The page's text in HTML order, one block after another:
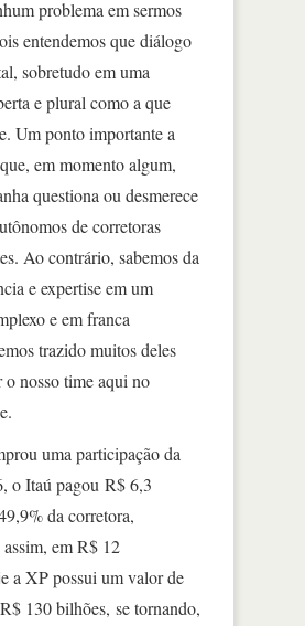
problema em sermos
entendemos que diálogo
sobretudo em uma
e plural como a que
Um ponto importante a
em momento algum,
questiona ou desmerece
de corretoras
Ao contrário, sabemos da
e expertise em um
e em franca
trazido muitos deles
o nosso time aqui no
uma participação da
o Itaú pagou R$ 6,3
da corretora,
em R$ 12
a XP possui um valor de
130 bilhões, se tornando,